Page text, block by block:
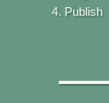
Publish